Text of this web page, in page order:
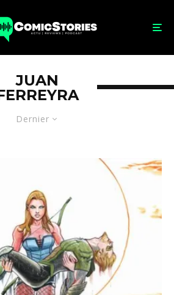
Dernier
JUAN